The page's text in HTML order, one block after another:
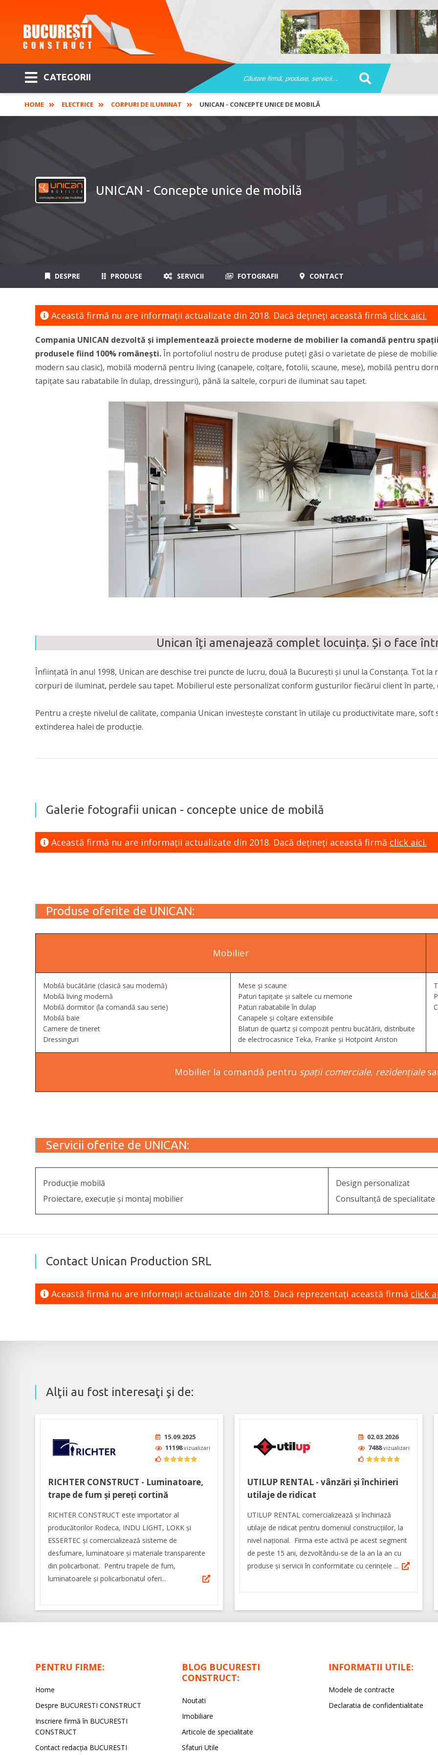
CATEGORII
HOME ELECTRICE CORPURI DE ILUMINAT UNICAN - CONCEPTE UNICE DE MOBILĂ
UNICAN - Concepte unice de mobilă
DESPRE PRODUSE SERVICII FOTOGRAFII CONTACT
Această firmă nu are informaţii actualizate din 2018. Dacă dețineți această firmă click aici.
Compania UNICAN dezvoltă și implementează proiecte moderne de mobilier la comandă pentru
produsele fiind 100% românești.În portofoliul nostru de produse puteți găsi o varietate de piese de
modern sau clasic), mobilă modernă pentru living (canapele, colțare, fotolii, scaune, mese), mobilă pentru
tapițate sau rabatabile în dulap, dressinguri), până la saltele, corpuri de iluminat sau tapet.
Unican îți amenajează complet locuința. Și o face
Înființată în anul 1998, Unican are deschise trei puncte de lucru, două la București și unul la Constanța. Tot
corpuri de iluminat, perdele sau tapet. Mobilierul este personalizat conform gusturilor fiecărui client în parte,
Pentru a crește nivelul de calitate, compania Unican investește constant în utilaje cu productivitate mare,
extinderea halei de producție.
Galerie fotografii unican - concepte unice de mobilă
Această firmă nu are informaţii actualizate din 2018. Dacă dețineți această firmă click aici.
Produse oferite de UNICAN:
Mobilier
Mobilă bucătărie (clasică sau modernă)
Mobilă living modernă
Mobilă dormitor (la comandă sau serie)
Mobilă baie
Camere de tineret
Dressinguri
Mese și scaune
Paturi tapițate și saltele cu memorie
Paturi rabatabile în dulap
Canapele și colțare extensibile
Blaturi de quartz și compozit pentru bucătării, distribuite
de electrocasnice Teka, Franke și Hotpoint Ariston
Mobilier la comandă pentru spații comerciale, rezidențiale
Servicii oferite de UNICAN:
Producție mobilă
Proiectare, execuție și montaj mobilier
Design personalizat
Consultanță de specialitate
Contact Unican Production SRL
Această firmă nu are informaţii actualizate din 2018. Dacă reprezentaţi această firmă click
Alţii au fost interesaţi şi de:
15.09.2025
11198vizualizari
RICHTER CONSTRUCT - Luminatoare,
trape de fum și pereți cortină
RICHTER CONSTRUCT este importator al
producătorilor Rodeca, INDU LIGHT, LOKK și
ESSERTEC şi comercializează sisteme de
desfumare, luminatoare şi materiale transparente
din policarbonat. Pentru trapele de fum,
luminatoarele şi policarbonatul oferi...
02.03.2026
7488vizualizari
UTILUP RENTAL - vânzări și închirieri
utilaje de ridicat
UTILUP RENTAL comercializează și închiriază
utilaje de ridicat pentru domeniul construcțiilor, la
nivel național. Firma este activă pe acest segment
de peste 15 ani, dezvoltându-se de la an la an cu
produse și servicii în conformitate cu cerințele ...
PENTRU FIRME:
Home
Despre BUCURESTI CONSTRUCT
Inscriere firmă în BUCURESTI
CONSTRUCT
Contact redacţia BUCURESTI
BLOG BUCURESTI
CONSTRUCT:
Noutati
Imobiliare
Articole de specialitate
Sfaturi Utile
INFORMATII UTILE:
Modele de contracte
Declaratia de confidentialitate